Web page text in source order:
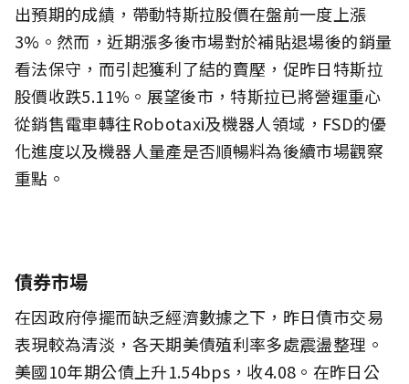
出預期的成績，帶動特斯拉股價在盤前一度上漲
3%。然而，近期漲多後市場對於補貼退場後的銷量
看法保守，而引起獲利了結的賣壓，促昨日特斯拉
股價收跌5.11%。展望後市，特斯拉已將營運重心
從銷售電車轉往Robotaxi及機器人領域，FSD的優
化進度以及機器人量產是否順暢料為後續市場觀察
重點。
債券市場
在因政府停擺而缺乏經濟數據之下，昨日債市交易
表現較為清淡，各天期美債殖利率多處震盪整理。
美國10年期公債上升1.54bps，收4.08。在昨日公